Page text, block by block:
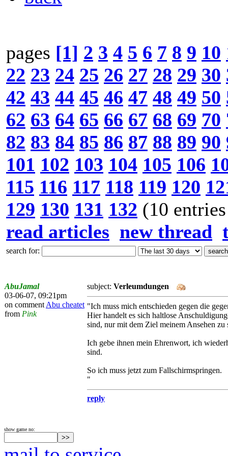
pages [1] 2 3 4 5 6 7 8 9 10
22 23 24 25 26 27 28 29 30
42 43 44 45 46 47 48 49 50
62 63 64 65 66 67 68 69 70
82 83 84 85 86 87 88 89 90
101 102 103 104 105 106
115 116 117 118 119 120
129 130 131 132 (10
read articles new thread
search for:
AbuJamal
03-06-07, 09:21pm
on comment Abu cheatet
from Pink
subject: Verleumdungen
"Ich muss mich entschieden gegen die
Hier handelt es sich haltlose
sind, nur mit dem Ziel meinem Ansehen zu
Ich gebe ihnen mein Ehrenwort, ich
sind.
So ich muss jetzt zum Fallschirmspringen.
"
reply
show game no: